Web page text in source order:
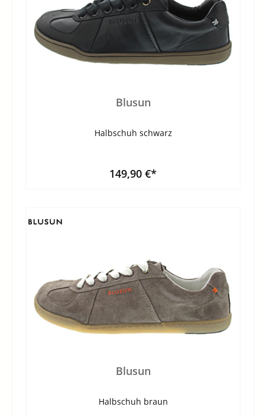
Blusun
Halbschuh schwarz
149,90 €*
Blusun
Halbschuh braun